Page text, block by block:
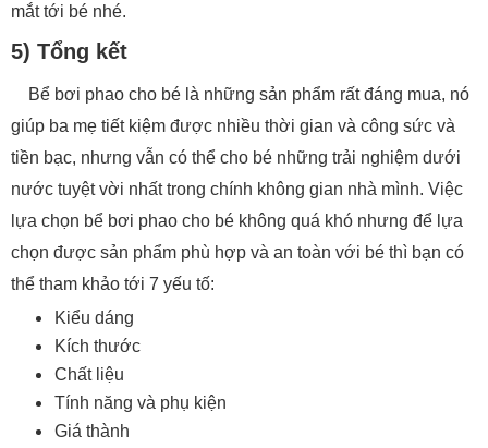
mắt tới bé nhé.
5) Tổng kết
Bể bơi phao cho bé là những sản phẩm rất đáng mua, nó
giúp ba mẹ tiết kiệm được nhiều thời gian và công sức và
tiền bạc, nhưng vẫn có thể cho bé những trải nghiệm dưới
nước tuyệt vời nhất trong chính không gian nhà mình. Việc
lựa chọn bể bơi phao cho bé không quá khó nhưng để lựa
chọn được sản phẩm phù hợp và an toàn với bé thì bạn có
thể tham khảo tới 7 yếu tố:
Kiểu dáng
Kích thước
Chất liệu
Tính năng và phụ kiện
Giá thành